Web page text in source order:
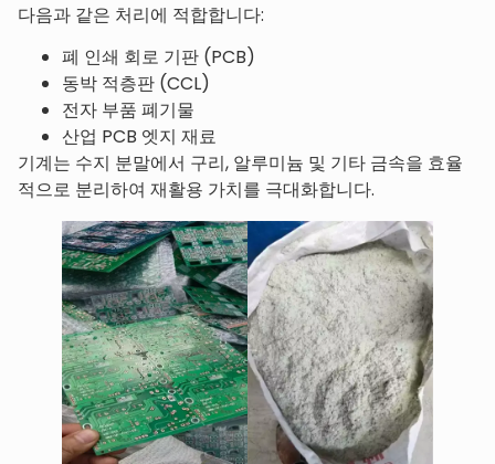
다음과 같은 처리에 적합합니다:
폐 인쇄 회로 기판 (PCB)
동박 적층판 (CCL)
전자 부품 폐기물
산업 PCB 엣지 재료
기계는 수지 분말에서 구리, 알루미늄 및 기타 금속을 효율
적으로 분리하여 재활용 가치를 극대화합니다.